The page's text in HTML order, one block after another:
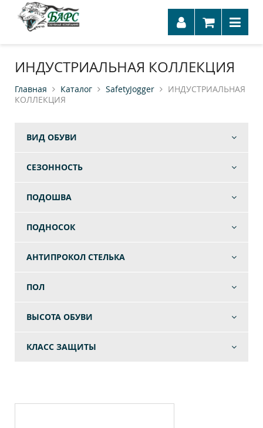
ИНДУСТРИАЛЬНАЯ КОЛЛЕКЦИЯ
Главная Каталог SafetyJogger
ИНДУСТРИАЛЬНАЯ
КОЛЛЕКЦИЯ
ВИД ОБУВИ
СЕЗОННОСТЬ
ПОДОШВА
ПОДНОСОК
АНТИПРОКОЛ СТЕЛЬКА
ПОЛ
ВЫСОТА ОБУВИ
КЛАСС ЗАЩИТЫ